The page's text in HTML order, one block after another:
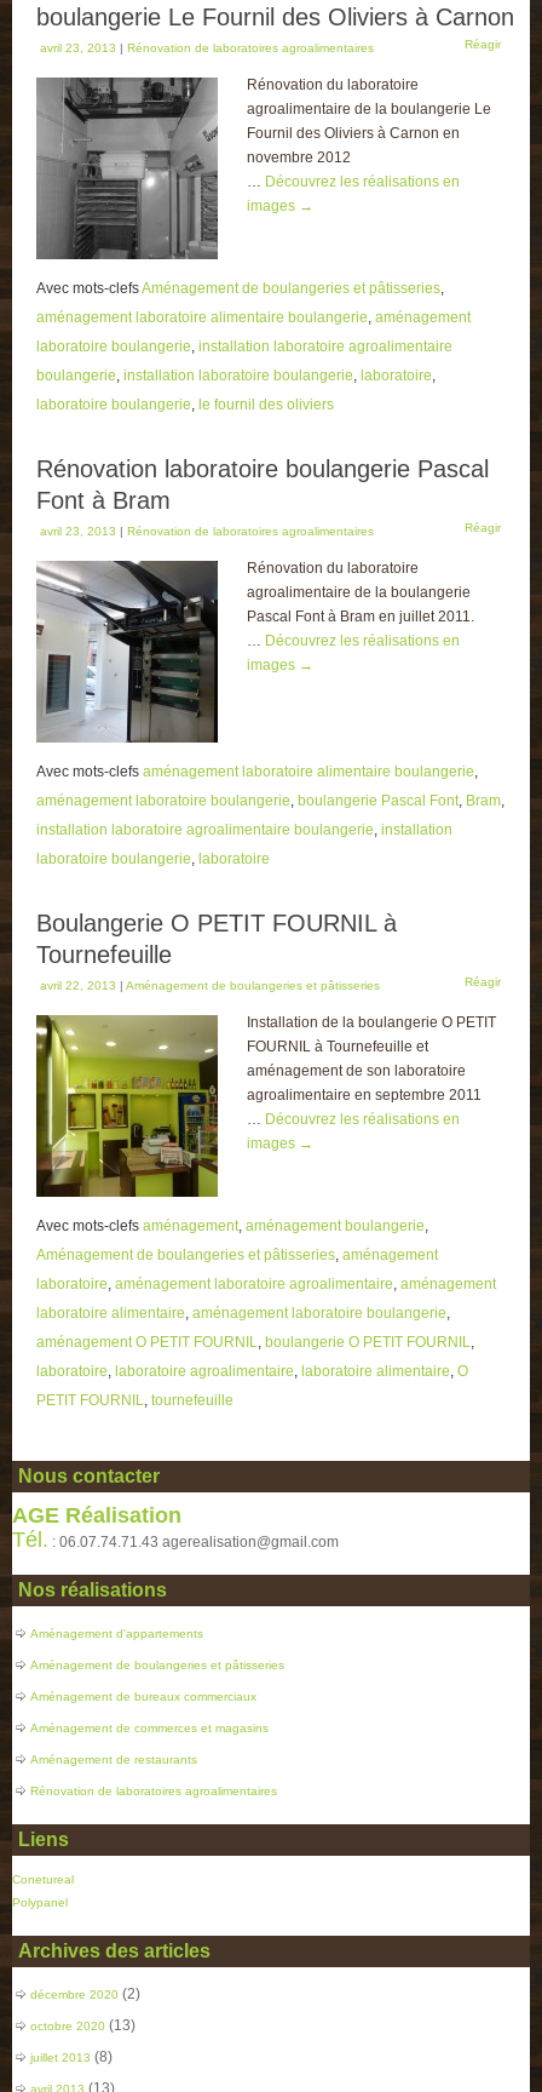
boulangerie Le Fournil des Oliviers à Carnon
avril 23, 2013 | Rénovation de laboratoires agroalimentaires Réagir
Rénovation du laboratoire
agroalimentaire de la boulangerie Le
Fournil des Oliviers à Carnon en
novembre 2012
… Découvrez les réalisations en
images →
Avec mots-clefsAménagement de boulangeries et pâtisseries,
aménagement laboratoire alimentaire boulangerie, aménagement
laboratoire boulangerie, installation laboratoire agroalimentaire
boulangerie, installation laboratoire boulangerie, laboratoire,
laboratoire boulangerie, le fournil des oliviers
Rénovation laboratoire boulangerie Pascal
Font à Bram
avril 23, 2013 | Rénovation de laboratoires agroalimentaires Réagir
Rénovation du laboratoire
agroalimentaire de la boulangerie
Pascal Font à Bram en juillet 2011.
… Découvrez les réalisations en
images →
Avec mots-clefs aménagement laboratoire alimentaire boulangerie,
aménagement laboratoire boulangerie, boulangerie Pascal Font, Bram,
installation laboratoire agroalimentaire boulangerie, installation
laboratoire boulangerie, laboratoire
Boulangerie O PETIT FOURNIL à
Tournefeuille
avril 22, 2013 | Aménagement de boulangeries et pâtisseries Réagir
Installation de la boulangerie O PETIT
FOURNIL à Tournefeuille et
aménagement de son laboratoire
agroalimentaire en septembre 2011
… Découvrez les réalisations en
images →
Avec mots-clefs aménagement, aménagement boulangerie,
Aménagement de boulangeries et pâtisseries, aménagement
laboratoire, aménagement laboratoire agroalimentaire, aménagement
laboratoire alimentaire, aménagement laboratoire boulangerie,
aménagement O PETIT FOURNIL, boulangerie O PETIT FOURNIL,
laboratoire, laboratoire agroalimentaire, laboratoire alimentaire, O
PETIT FOURNIL, tournefeuille
Nous contacter
AGE Réalisation
Tél. : 06.07.74.71.43 agerealisation@gmail.com
Nos réalisations
Aménagement d'appartements
Aménagement de boulangeries et pâtisseries
Aménagement de bureaux commerciaux
Aménagement de commerces et magasins
Aménagement de restaurants
Rénovation de laboratoires agroalimentaires
Liens
Conetureal
Polypanel
Archives des articles
décembre 2020 (2)
octobre 2020 (13)
juillet 2013 (8)
avril 2013 (13)